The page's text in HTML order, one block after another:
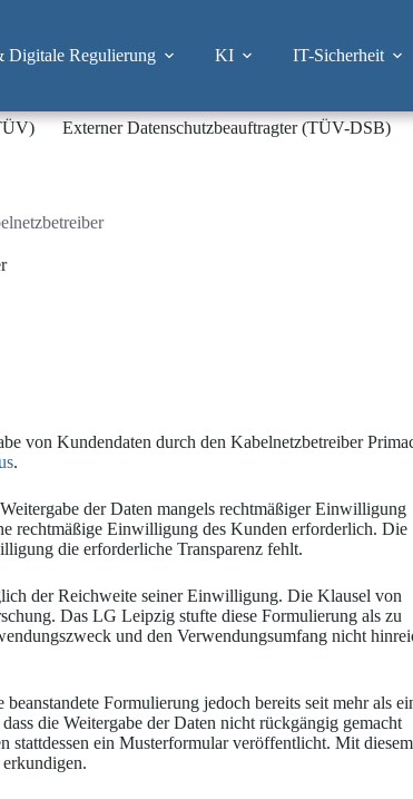
Digitale Regulierung KI IT-Sicherheit
Externer Datenschutzbeauftragter (TÜV-DSB)
von Kundendaten durch den Kabelnetzbetreiber
.
der Daten mangels rechtmäßiger Einwilligung
rechtmäßige Einwilligung des Kunden erforderlich. Die
die erforderliche Transparenz fehlt.
der Reichweite seiner Einwilligung. Die Klausel von
Das LG Leipzig stufte diese Formulierung als zu
und den Verwendungsumfang nicht
Formulierung jedoch bereits seit mehr als
die Weitergabe der Daten nicht rückgängig gemacht
ein Musterformular veröffentlicht. Mit diesem